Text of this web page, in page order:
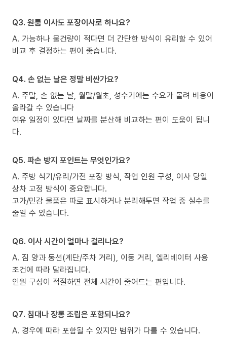
Q3. 원룸 이사도 포장이사로 하나요?
A. 가능하나 물건량이 적다면 더 간단한 방식이 유리할 수 있어
비교 후 결정하는 편이 좋습니다.
Q4. 손 없는 날은 정말 비싼가요?
A. 주말, 손 없는 날, 월말/월초, 성수기에는 수요가 몰려 비용이
올라갈 수 있습니다
여유 일정이 있다면 날짜를 분산해 비교하는 편이 도움이 됩니
다.
Q5. 파손 방지 포인트는 무엇인가요?
A. 주방 식기/유리/가전 포장 방식, 작업 인원 구성, 이사 당일
상차 고정 방식이 중요합니다.
고가/민감 물품은 따로 표시하거나 분리해두면 작업 중 실수를
줄일 수 있습니다.
Q6. 이사 시간이 얼마나 걸리나요?
A. 짐 양과 동선(계단/주차 거리), 이동 거리, 엘리베이터 사용
조건에 따라 달라집니다.
인원 구성이 적절하면 전체 시간이 줄어드는 편입니다.
Q7. 침대나 장롱 조립은 포함되나요?
A. 경우에 따라 포함될 수 있지만 범위가 다를 수 있습니다.